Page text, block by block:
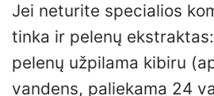
Jei neturite specialios
tinka ir pelenų
pelenų užpilama kibiru
vandens, paliekama 24